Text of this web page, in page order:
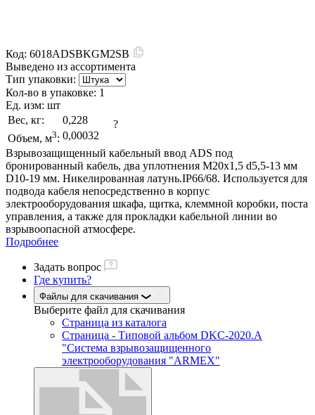
Код: 6018ADSBKGM2SB
Выведено из ассортимента
Тип упаковки:
Кол-во в упаковке: 1
Ед. изм: шт
Вес, кг:
0,228
Объем, м3: 0,00032
?
Взрывозащищенный кабельный ввод ADS под
бронированный кабель, два уплотнения M20х1,5 d5,5-13 мм
D10-19 мм. Никелированная латунь.IP66/68. Используется для
подвода кабеля непосредственно в корпус
электрооборудования шкафа, щитка, клеммной коробки, поста
управления, а также для прокладки кабельной линии во
взрывоопасной атмосфере.
Подробнее
Задать вопрос
Где купить?
Файлы для скачивания
Выберите файл для скачивания
Страница из каталога
Страница - Типовой альбом DKC-2020.A
"Система взрывозащищенного
электрооборудования "ARMEX"